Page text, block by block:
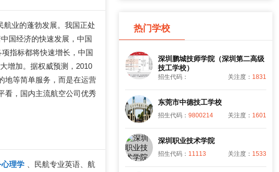
航业的蓬勃发展。我国正处
国经济的快速发展，中国
项指标都将快速增长，中国
增加。据权威预测，2010
地等简单服务，而是在运营
看，国内主流航空公司优秀
心理学
、民航专业英语、航
热门学校
深圳鹏城技师学院（深圳第二高级
技工学校）
招生代码： 关注度： 1831
东莞市中德技工学校
招生代码： 9800214 关注度： 1601
深圳职业技术学院
招生代码： 11113 关注度： 1533